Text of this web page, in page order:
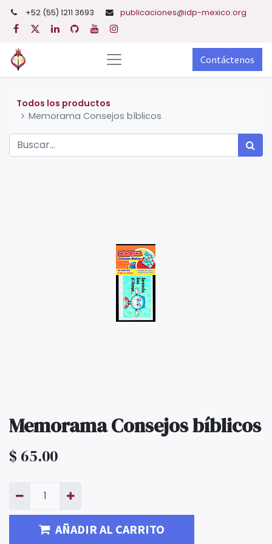
+52 (55) 1211 3693 publicaciones@idp-mexico.org
Contáctenos
Todos los productos
Memorama Consejos bíblicos
Memorama Consejos bíblicos
$ 65.00
AÑADIR AL CARRITO